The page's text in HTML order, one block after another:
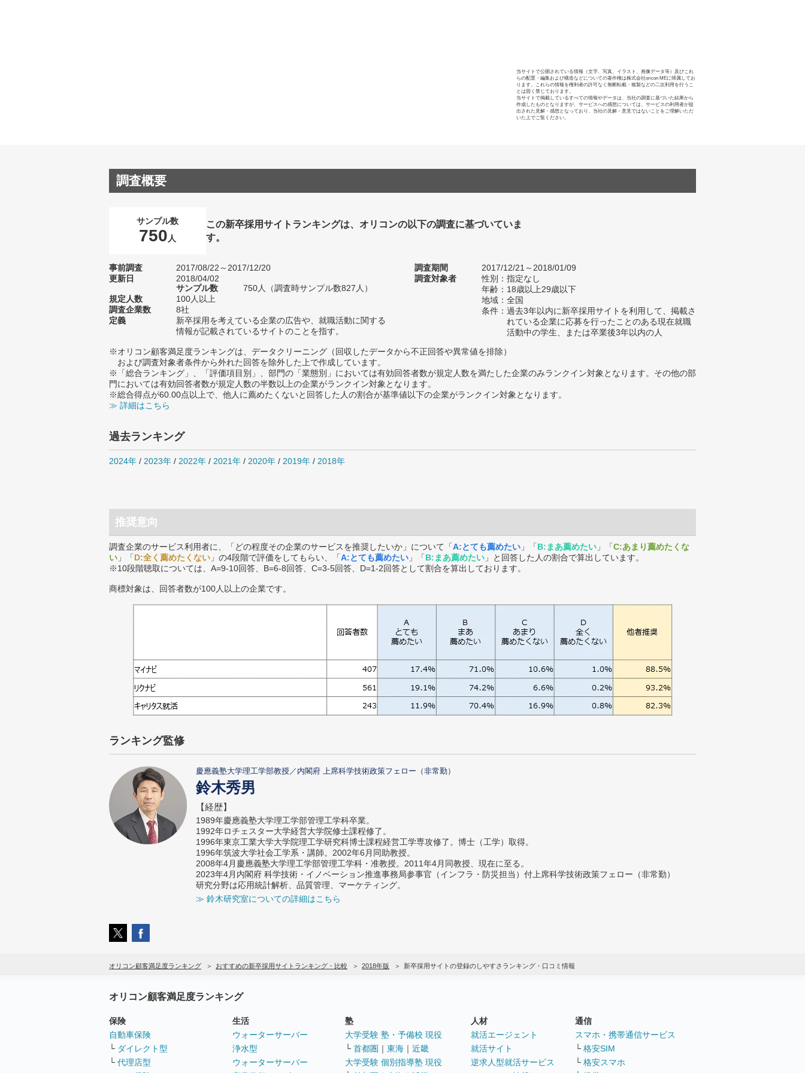
当サイトで公開されている情報（文字、写真、イラスト、画像データ等）及びこれ
らの配置・編集および構造などについての著作権は株式会社oricon MEに帰属してお
ります。これらの情報を権利者の許可なく無断転載・複製などの二次利用を行うこ
とは固く禁じております。
当サイトで掲載しているすべての情報やデータは、当社の調査に基づいた結果から
作成したものとなりますが、サービスへの感想については、サービスの利用者が提
出された見解・感想となっており、当社の見解・意見ではないことをご理解いただ
いた上でご覧ください。
調査概要
サンプル数
750 人
この新卒採用サイトランキングは、オリコンの以下の調査に基づいていま
す。
事前調査
2017/08/22～2017/12/20
更新日
2018/04/02
サンプル数
750人（調査時サンプル数827人）
規定人数
100人以上
調査企業数
8社
定義
新卒採用を考えている企業の広告や、就職活動に関する
情報が記載されているサイトのことを指す。
調査期間
2017/12/21～2018/01/09
調査対象者
性別：指定なし
年齢：18歳以上29歳以下
地域：全国
条件：過去3年以内に新卒採用サイトを利用して、掲載さ
れている企業に応募を行ったことのある現在就職
活動中の学生、または卒業後3年以内の人
※オリコン顧客満足度ランキングは、データクリーニング（回収したデータから不正回答や異常値を排除）
および調査対象者条件から外れた回答を除外した上で作成しています。
※「総合ランキング」、「評価項目別」、部門の「業態別」においては有効回答者数が規定人数を満たした企業のみランクイン対象となります。その他の部
門においては有効回答者数が規定人数の半数以上の企業がランクイン対象となります。
※総合得点が60.00点以上で、他人に薦めたくないと回答した人の割合が基準値以下の企業がランクイン対象となります。
≫ 詳細はこちら
過去ランキング
2024年 / 2023年 / 2022年 / 2021年 / 2020年 / 2019年 / 2018年
推奨意向
調査企業のサービス利用者に、「どの程度その企業のサービスを推奨したいか」について「A:とても薦めたい 」「B:まあ薦めたい 」「C:あまり薦めたくな
い 」「D:全く薦めたくない 」の4段階で評価をしてもらい、「A:とても薦めたい 」「B:まあ薦めたい 」と回答した人の割合で算出しています。
※10段階聴取については、A=9-10回答、B=6-8回答、C=3-5回答、D=1-2回答として割合を算出しております。
商標対象は、回答者数が100人以上の企業です。
ランキング監修
慶應義塾大学理工学部教授／内閣府 上席科学技術政策フェロー（非常勤）
鈴木秀男
【経歴】
1989年慶應義塾大学理工学部管理工学科卒業。
1992年ロチェスター大学経営大学院修士課程修了。
1996年東京工業大学大学院理工学研究科博士課程経営工学専攻修了。博士（工学）取得。
1996年筑波大学社会工学系・講師。2002年6月同助教授。
2008年4月慶應義塾大学理工学部管理工学科・准教授。2011年4月同教授、現在に至る。
2023年4月内閣府 科学技術・イノベーション推進事務局参事官（インフラ・防災担当）付上席科学技術政策フェロー（非常勤）
研究分野は応用統計解析、品質管理、マーケティング。
≫ 鈴木研究室についての詳細はこちら
オリコン顧客満足度ランキング おすすめの新卒採用サイトランキング・比較 2018年版 新卒採用サイトの登録のしやすさランキング・口コミ情報
オリコン顧客満足度ランキング
保険
自動車保険
└ ダイレクト型
└ 代理店型
生活
ウォーターサーバー
浄水型
ウォーターサーバー
塾
大学受験 塾・予備校 現役
└ 首都圏 ｜ 東海 ｜ 近畿
大学受験 個別指導塾 現役
人材
就活エージェント
就活サイト
逆求人型就活サービス
通信
スマホ・携帯通信サービス
└ 格安SIM
└ 格安スマホ